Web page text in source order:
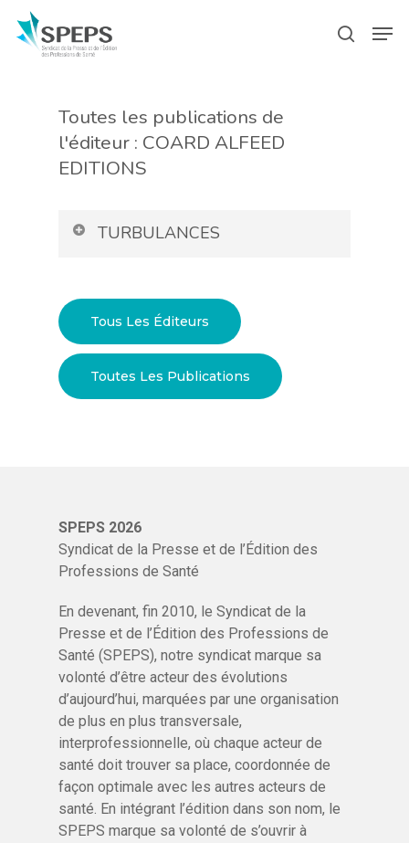
search
Toutes les publications de
l'éditeur : COARD ALFEED
EDITIONS
TURBULANCES
Site :
www.turbulances.fr
Caractéristiques :
Périodicité :trimestrielle
Nombre de numéros / an :
Tirage moyen :4500
Diffusion moyenne :4200
Domaine :Ambulances et professionnel de
Lectorat :Ambulancier (Chef d'entreprise, et
d'urgence (SAMU, SMUR.....)
Tous Les Éditeurs
Toutes Les Publications
SPEPS 2026
Syndicat de la Presse et de l’Édition des
Professions de Santé
En devenant, fin 2010, le Syndicat de la
Presse et de l’Édition des Professions de
Santé (SPEPS), notre syndicat marque sa
volonté d’être acteur des évolutions
d’aujourd’hui, marquées par une organisation
de plus en plus transversale,
interprofessionnelle, où chaque acteur de
santé doit trouver sa place, coordonnée de
façon optimale avec les autres acteurs de
santé. En intégrant l’édition dans son nom, le
SPEPS marque sa volonté de s’ouvrir à